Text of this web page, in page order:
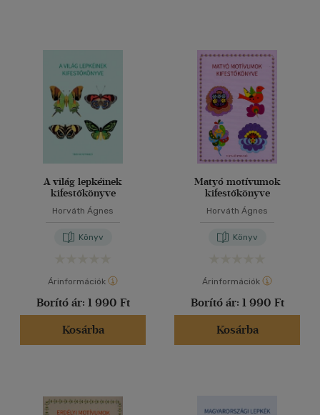
A világ lepkéinek
kifestőkönyve
Horváth Ágnes
Könyv
Árinformációk
Borító ár: 1 990 Ft
Kosárba
Matyó motívumok
kifestőkönyve
Horváth Ágnes
Könyv
Árinformációk
Borító ár: 1 990 Ft
Kosárba